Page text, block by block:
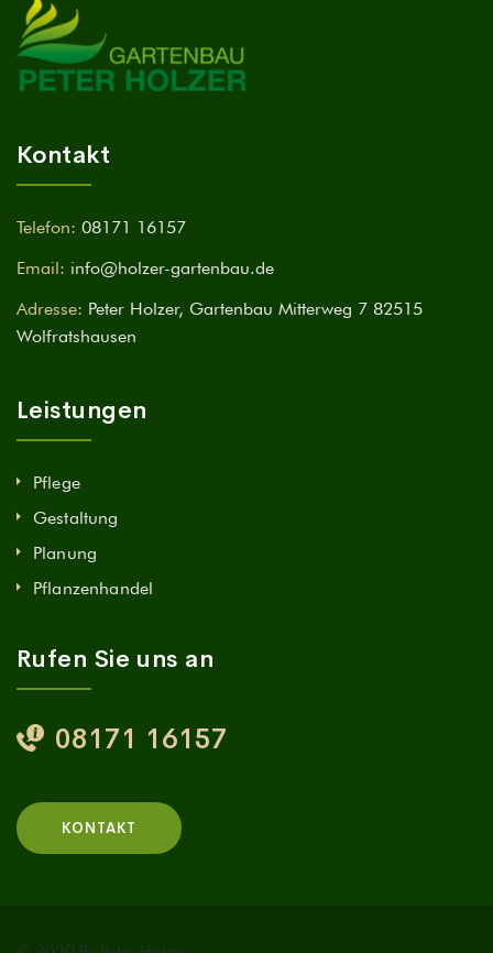
Kontakt
Telefon: 08171 16157
Email: info@holzer-gartenbau.de
Adresse: Peter Holzer, Gartenbau Mitterweg 7 82515
Wolfratshausen
Leistungen
Pflege
Gestaltung
Planung
Pflanzenhandel
Rufen Sie uns an
08171 16157
KONTAKT